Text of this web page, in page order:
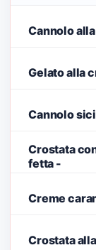
Cannolo
Gelato alla
Cannolo
Crostata
fetta -
Creme
Crostata